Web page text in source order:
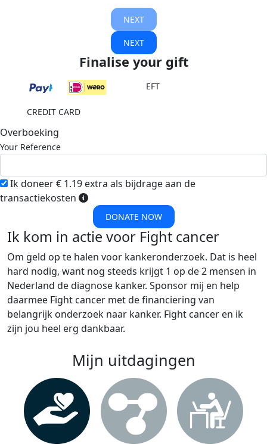
NEXT
NEXT
Finalise your gift
EFT
CREDIT CARD
Overboeking
Your Reference
Ik doneer € 1.19 extra als bijdrage aan de
transactiekosten
DONATE NOW
Ik kom in actie voor Fight cancer
Om geld op te halen voor kankeronderzoek. Dat is heel
hard nodig, want nog steeds krijgt 1 op de 2 mensen in
Nederland de diagnose kanker. Sponsor mij en help
daarmee Fight cancer met de financiering van
belangrijk onderzoek naar kanker. Fight cancer en ik
zijn jou heel erg dankbaar.
Mijn uitdagingen